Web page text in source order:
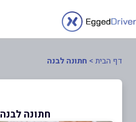
דף הבית > חתונה לבנה
חתונה לבנה